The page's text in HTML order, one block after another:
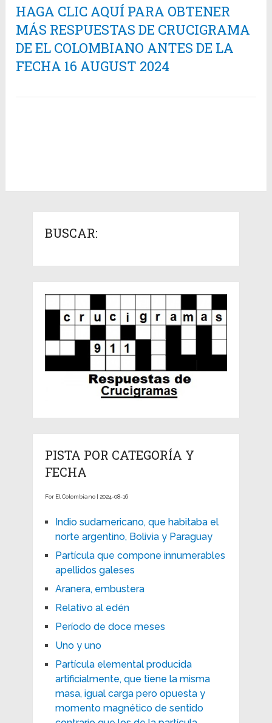
HAGA CLIC AQUÍ PARA OBTENER
MÁS RESPUESTAS DE CRUCIGRAMA
DE EL COLOMBIANO ANTES DE LA
FECHA 16 AUGUST 2024
BUSCAR:
PISTA POR CATEGORÍA Y
FECHA
For El Colombiano | 2024-08-16
Indio sudamericano, que habitaba el
norte argentino, Bolivia y Paraguay
Partícula que compone innumerables
apellidos galeses
Aranera, embustera
Relativo al edén
Período de doce meses
Uno y uno
Partícula elemental producida
artificialmente, que tiene la misma
masa, igual carga pero opuesta y
momento magnético de sentido